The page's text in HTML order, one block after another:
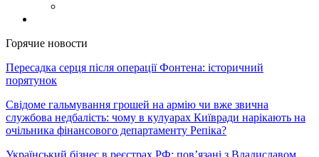
Горячие новости
Пересадка серця після операції Фонтена: історичний
порятунок
Свідоме гальмування грошей на армію чи вже звична
службова недбалість: чому в кулуарах Київради нарікають на
очільника фінансового департаменту Репіка?
Український бізнес в реєстрах РФ: пов’язані з Владиславом